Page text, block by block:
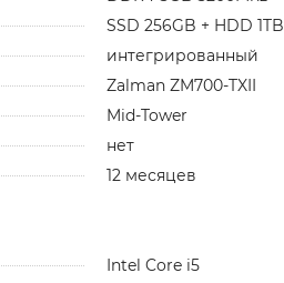
SSD 256GB + HDD 1TB
интегрированный
Zalman ZM700-TXII
Mid-Tower
нет
12 месяцев
Intel Core i5